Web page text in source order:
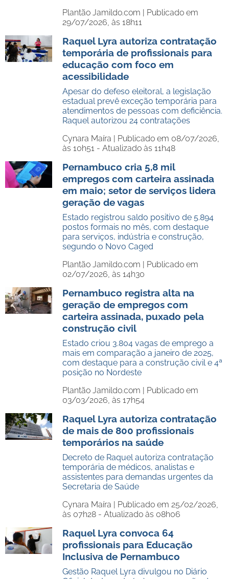
Plantão Jamildo.com | Publicado em
29/07/2026, às 18h11
Raquel Lyra autoriza contratação
temporária de profissionais para
educação com foco em
acessibilidade
Apesar do defeso eleitoral, a legislação
estadual prevê exceção temporária para
atendimentos de pessoas com deficiência.
Raquel autorizou 24 contratações
Cynara Maíra | Publicado em 08/07/2026,
às 10h51 - Atualizado às 11h48
Pernambuco cria 5,8 mil
empregos com carteira assinada
em maio; setor de serviços lidera
geração de vagas
Estado registrou saldo positivo de 5.894
postos formais no mês, com destaque
para serviços, indústria e construção,
segundo o Novo Caged
Plantão Jamildo.com | Publicado em
02/07/2026, às 14h30
Pernambuco registra alta na
geração de empregos com
carteira assinada, puxado pela
construção civil
Estado criou 3.804 vagas de emprego a
mais em comparação a janeiro de 2025,
com destaque para a construção civil e 4ª
posição no Nordeste
Plantão Jamildo.com | Publicado em
03/03/2026, às 17h54
Raquel Lyra autoriza contratação
de mais de 800 profissionais
temporários na saúde
Decreto de Raquel autoriza contratação
temporária de médicos, analistas e
assistentes para demandas urgentes da
Secretaria de Saúde
Cynara Maíra | Publicado em 25/02/2026,
às 07h28 - Atualizado às 08h06
Raquel Lyra convoca 64
profissionais para Educação
Inclusiva de Pernambuco
Gestão Raquel Lyra divulgou no Diário